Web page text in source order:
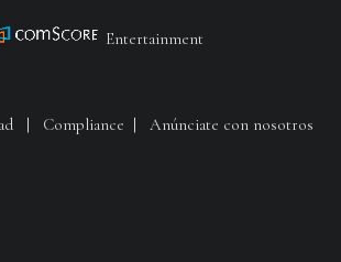
Entertainment
| Compliance | Anúnciate con nosotros